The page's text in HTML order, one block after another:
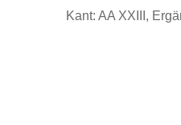
Kant: AA XXIII,